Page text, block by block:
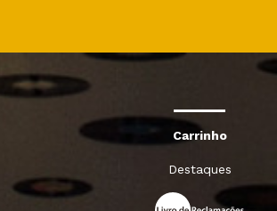
Carrinho
Destaques